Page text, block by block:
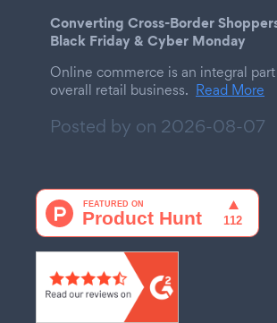
Converting Cross-Border
Black Friday & Cyber Monday
Online commerce is an integral
overall retail business. Read More
Posted by on 2026-08-07